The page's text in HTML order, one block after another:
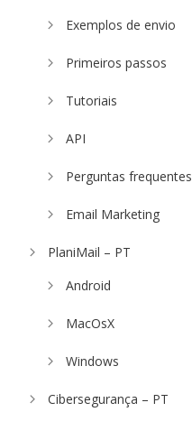
Exemplos de envio
Primeiros passos
Tutoriais
API
Perguntas frequentes
Email Marketing
PlaniMail – PT
Android
MacOsX
Windows
Cibersegurança – PT